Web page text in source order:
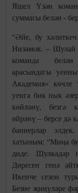
Яшел Үзән
суммасы белән -
“Әйе, бу
Низамов. – Шулай
команда белән
арасындагы
Академия» көчле
уенга бик нык
көйләнү, безгә
өйрәнү – берсе дә
баннерлар
хатыным: “Миңа бу
диде. Шулкадәр
Дөресен генә
Икенче сезон
Безне җиңүләре